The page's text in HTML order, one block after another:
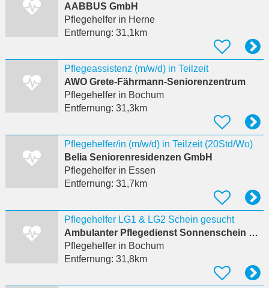
AABBUS GmbH
Pflegehelferin Herne
Entfernung: 31,1km
Pflegeassistenz (m/w/d) in Teilzeit
AWO Grete-Fährmann-Seniorenzentrum
Pflegehelferin Bochum
Entfernung: 31,3km
Pflegehelfer/in (m/w/d) in Teilzeit (20Std/Wo)
Belia Seniorenresidenzen GmbH
Pflegehelferin Essen
Entfernung: 31,7km
Pflegehelfer LG1 & LG2 Schein gesucht
Ambulanter Pflegedienst Sonnenschein GmbH
Pflegehelferin Bochum
Entfernung: 31,8km